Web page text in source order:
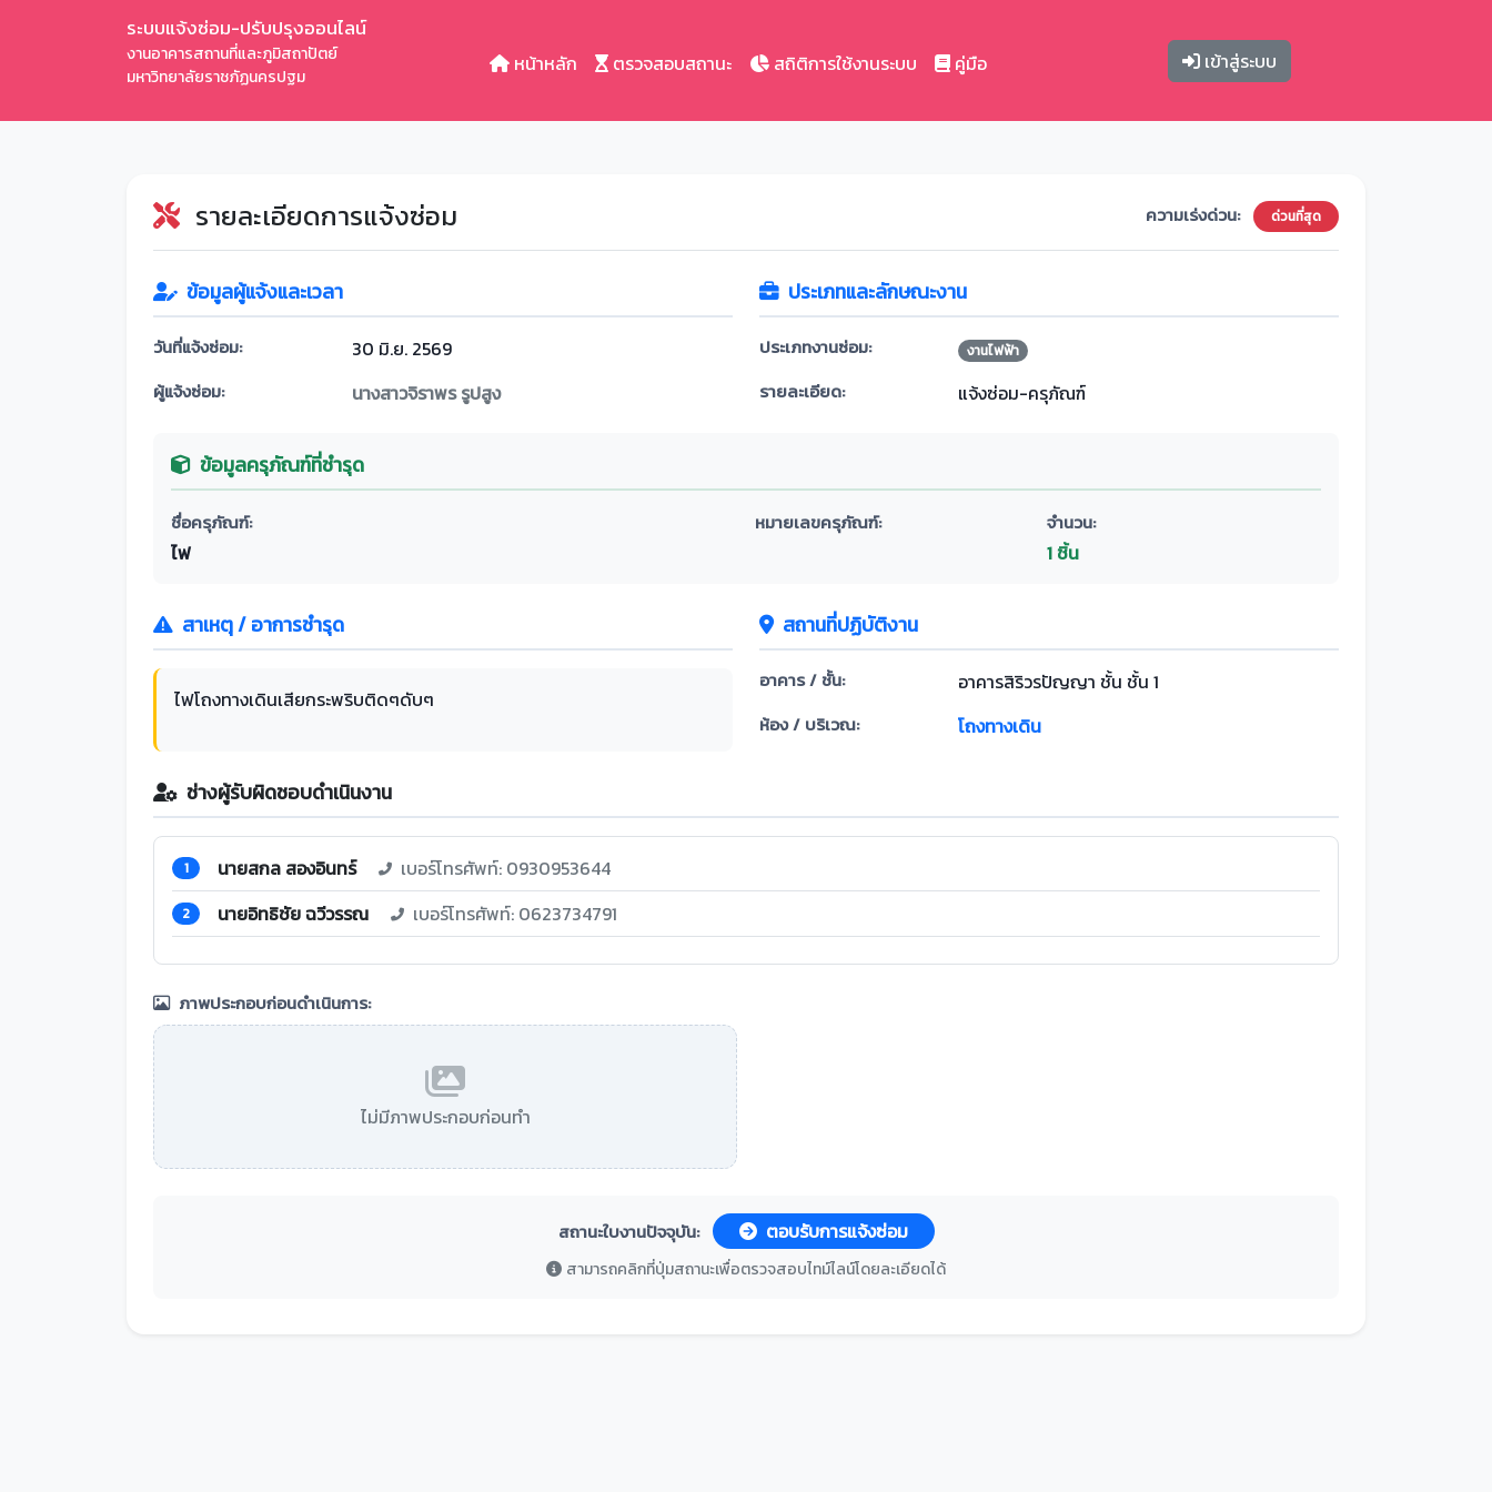
ระบบแจ้งซ่อม-ปรับปรุงออนไลน์
งานอาคารสถานที่และภูมิสถาปัตย์
มหาวิทยาลัยราชภัฏนครปฐม
หน้าหลัก ตรวจสอบสถานะ สถิติการใช้งานระบบ คู่มือ เข้าสู่ระบบ
รายละเอียดการแจ้งซ่อม ความเร่งด่วน: ด่วนที่สุด
ข้อมูลผู้แจ้งและเวลา
วันที่แจ้งซ่อม: 30 มิ.ย. 2569
ผู้แจ้งซ่อม: นางสาวจิราพร รูปสูง
ประเภทและลักษณะงาน
ประเภทงานซ่อม: งานไฟฟ้า
รายละเอียด: แจ้งซ่อม-ครุภัณฑ์
ข้อมูลครุภัณฑ์ที่ชำรุด
ชื่อครุภัณฑ์:
ไฟ
หมายเลขครุภัณฑ์: จำนวน:
1 ชิ้น
สาเหตุ / อาการชำรุด
ไฟโถงทางเดินเสียกระพริบติดๆดับๆ
สถานที่ปฏิบัติงาน
อาคาร / ชั้น: อาคารสิริวรปัญญา ชั้น ชั้น 1
ห้อง / บริเวณ: โถงทางเดิน
ช่างผู้รับผิดชอบดำเนินงาน
1 นายสกล สองอินทร์ เบอร์โทรศัพท์: 0930953644
2 นายอิทธิชัย ฉวีวรรณ เบอร์โทรศัพท์: 0623734791
ภาพประกอบก่อนดำเนินการ:
ไม่มีภาพประกอบก่อนทำ
สถานะใบงานปัจจุบัน: ตอบรับการแจ้งซ่อม
สามารถคลิกที่ปุ่มสถานะเพื่อตรวจสอบไทม์ไลน์โดยละเอียดได้